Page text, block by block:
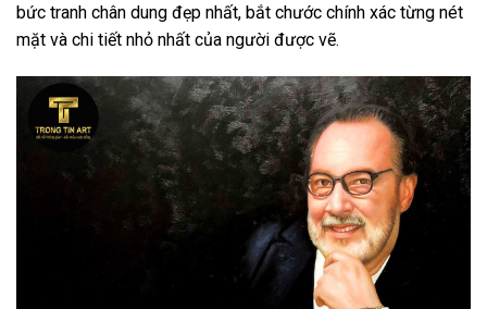
bức tranh chân dung đẹp nhất, bắt chước chính xác từng nét
mặt và chi tiết nhỏ nhất của người được vẽ.